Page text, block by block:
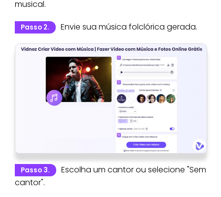
musical.
Passo 2. Envie sua música folclórica gerada.
Passo 3.
Escolha um cantor ou selecione "Sem
cantor".